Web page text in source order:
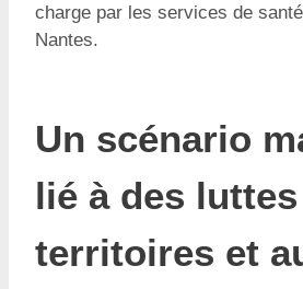
charge par les services de
Nantes.
Un scénario
lié à des
territoires et